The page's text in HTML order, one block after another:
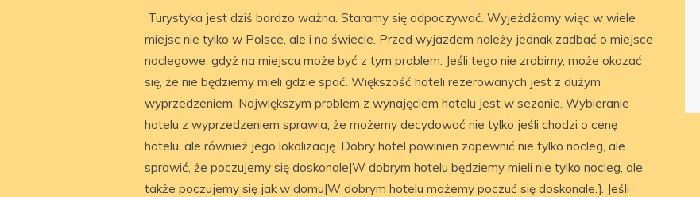
Turystyka jest dziś bardzo ważna. Staramy się odpoczywać. Wyjeżdżamy więc w wiele
miejsc nie tylko w Polsce, ale i na świecie. Przed wyjazdem należy jednak zadbać o miejsce
noclegowe, gdyż na miejscu może być z tym problem. Jeśli tego nie zrobimy, może okazać
się, że nie będziemy mieli gdzie spać. Większość hoteli rezerowanych jest z dużym
wyprzedzeniem. Największym problem z wynajęciem hotelu jest w sezonie. Wybieranie
hotelu z wyprzedzeniem sprawia, że możemy decydować nie tylko jeśli chodzi o cenę
hotelu, ale również jego lokalizację. Dobry hotel powinien zapewnić nie tylko nocleg, ale
sprawić, że poczujemy się doskonale|W dobrym hotelu będziemy mieli nie tylko nocleg, ale
także poczujemy się jak w domu|W dobrym hotelu możemy poczuć się doskonale.}. Jeśli